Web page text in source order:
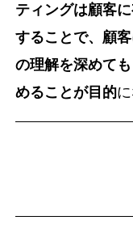
ティングは顧客
することで、顧
の理解を深めて
めることが目的